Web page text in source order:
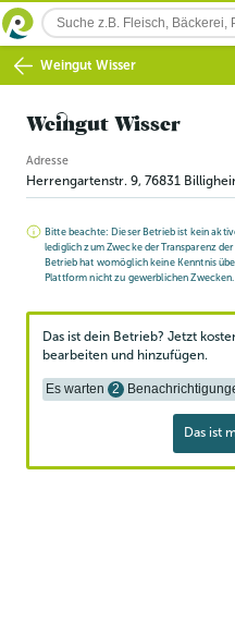
Weingut Wisser
Weingut Wisser
Adresse
Herrengartenstr. 9, 76831
Bitte beachte: Dieser Betrieb ist kein
lediglich zum Zwecke der Transparenz
Betrieb hat womöglich keine Kenntnis
Plattform nicht zu gewerblichen Zwecken.
Das ist dein Betrieb? Jetzt
bearbeiten und hinzufügen.
Es warten 2
Das ist